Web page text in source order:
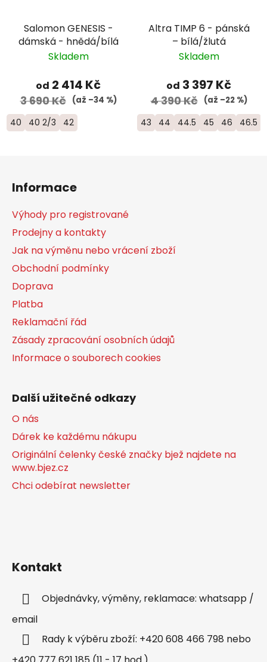
Salomon GENESIS -
dámská - hnědá/bílá
Skladem
od 2 414 Kč
3 690 Kč (až –34 %)
40 40 2/3 42
Altra TIMP 6 - pánská
– bílá/žlutá
Skladem
od 3 397 Kč
4 390 Kč (až –22 %)
43 44 44.5 45 46 46.5
Informace
Výhody pro registrované
Prodejny a kontakty
Jak na výměnu nebo vrácení zboží
Obchodní podmínky
Doprava
Platba
Reklamační řád
Zásady zpracování osobních údajů
Informace o souborech cookies
Další užitečné odkazy
O nás
Dárek ke každému nákupu
Originální čelenky české značky bjež najdete na
www.bjez.cz
Chci odebírat newsletter
Kontakt
Objednávky, výměny, reklamace: whatsapp /
email
Rady k výběru zboží: +420 608 466 798 nebo